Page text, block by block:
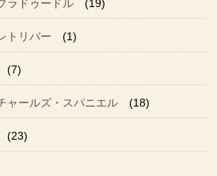
ラドゥードル (19)
トリバー (1)
(7)
ャールズ・スパニエル (18)
(23)